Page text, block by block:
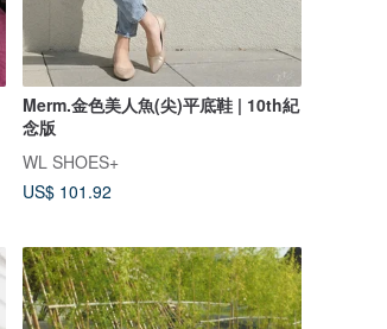
Merm.金色美人魚(尖)平底鞋 | 10th紀
念版
WL SHOES+
US$ 101.92